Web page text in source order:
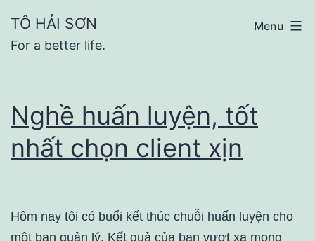
content
TÔ HẢI SƠN
For a better life.
Menu
Nghề huấn luyện, tốt
nhất chọn client xịn
Hôm nay tôi có buổi kết thúc chuỗi huấn luyện cho
một bạn quản lý. Kết quả của bạn vượt xa mong